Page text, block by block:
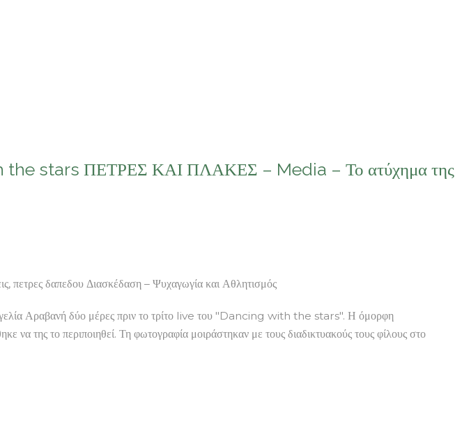
stars ΠΕΤΡΕΣ ΚΑΙ ΠΛΑΚΕΣ – Media – Το ατύχημα της
δαπεδου Διασκέδαση – Ψυχαγωγία και Αθλητισμός
Αραβανή δύο μέρες πριν το τρίτο live του "Dancing with the stars". Η όμορφη
να της το περιποιηθεί. Τη φωτογραφία μοιράστηκαν με τους διαδικτυακούς τους φίλους στο